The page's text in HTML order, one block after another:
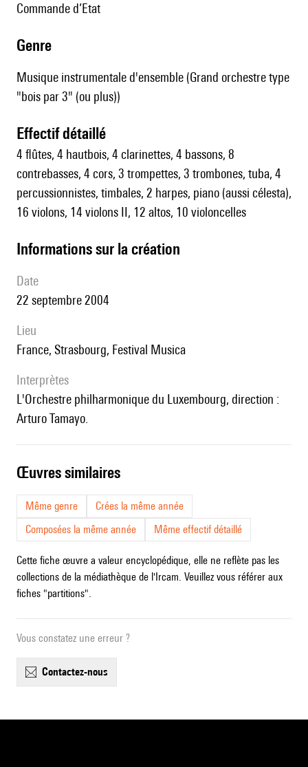
Commande d’Etat
genre
Musique instrumentale d'ensemble (Grand orchestre type
"bois par 3" (ou plus))
effectif détaillé
4 flûtes, 4 hautbois, 4 clarinettes, 4 bassons, 8
contrebasses, 4 cors, 3 trompettes, 3 trombones, tuba, 4
percussionnistes, timbales, 2 harpes, piano (aussi célesta),
16 violons, 14 violons II, 12 altos, 10 violoncelles
informations sur la création
date
22 septembre 2004
lieu
France, Strasbourg, Festival Musica
interprètes
l'Orchestre philharmonique du Luxembourg, direction :
Arturo Tamayo.
œuvres similaires
Même genre
Crées la même année
Composées la même année
Même effectif détaillé
Cette fiche œuvre a valeur encyclopédique, elle ne reflète pas les
collections de la médiathèque de l'Ircam. Veuillez vous référer aux
fiches "partitions".
Vous constatez une erreur ?
contactez-nous